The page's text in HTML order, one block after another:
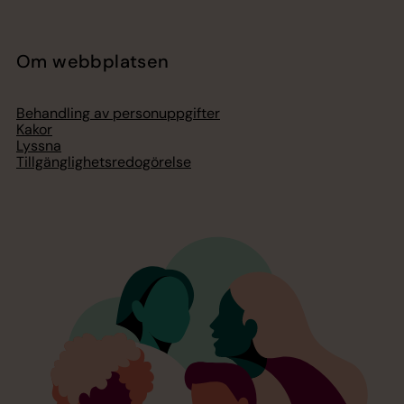
Om webbplatsen
Behandling av personuppgifter
Kakor
Lyssna
Tillgänglighetsredogörelse